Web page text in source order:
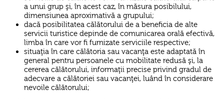
a unui grup şi, în acest caz, în măsura posibilului,
dimensiunea aproximativă a grupului;
dacă posibilitatea călătorului de a beneficia de alte
servicii turistice depinde de comunicarea orală efectivă,
limba în care vor fi furnizate serviciile respective;
situaţia în care călătoria sau vacanţa este adaptată în
general pentru persoanele cu mobilitate redusă şi, la
cererea călătorului, informaţii precise privind gradul de
adecvare a călătoriei sau vacanţei, luând în considerare
nevoile călătorului;